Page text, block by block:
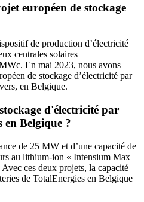
européen de stockage
de production d’électricité
centrales solaires
En mai 2023, nous avons
de stockage d’électricité par
en Belgique.
d'électricité par
en Belgique ?
de 25 MW et d’une capacité de
au lithium-ion « Intensium Max
ces deux projets, la capacité
de TotalEnergies en Belgique